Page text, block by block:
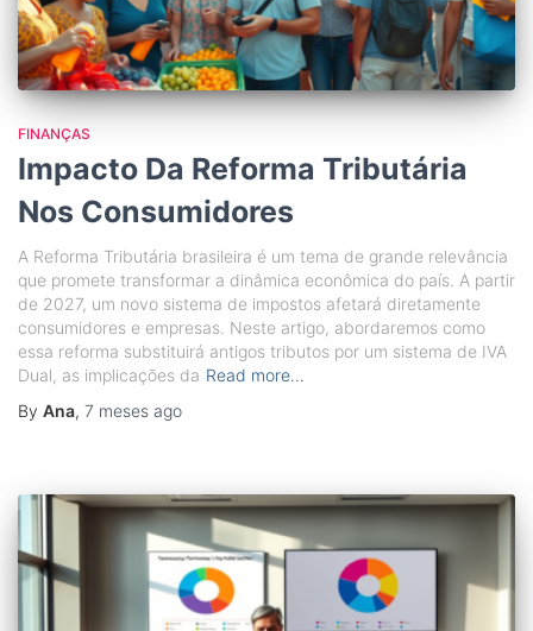
FINANÇAS
Impacto Da Reforma Tributária
Nos Consumidores
A Reforma Tributária brasileira é um tema de grande relevância
que promete transformar a dinâmica econômica do país. A partir
de 2027, um novo sistema de impostos afetará diretamente
consumidores e empresas. Neste artigo, abordaremos como
essa reforma substituirá antigos tributos por um sistema de IVA
Dual, as implicações da Read more…
By Ana, 7 meses ago